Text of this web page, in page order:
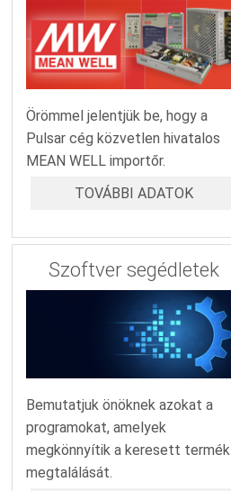
Örömmel jelentjük be, hogy a
Pulsar cég közvetlen hivatalos
MEAN WELL importőr.
TOVÁBBI ADATOK
Szoftver segédletek
Bemutatjuk önöknek azokat a
programokat, amelyek
megkönnyítik a keresett termék
megtalálását.